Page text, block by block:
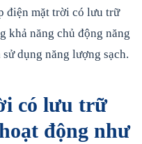
điện mặt trời có lưu trữ
khả năng chủ động năng
dụng năng lượng sạch.
có lưu trữ
động như